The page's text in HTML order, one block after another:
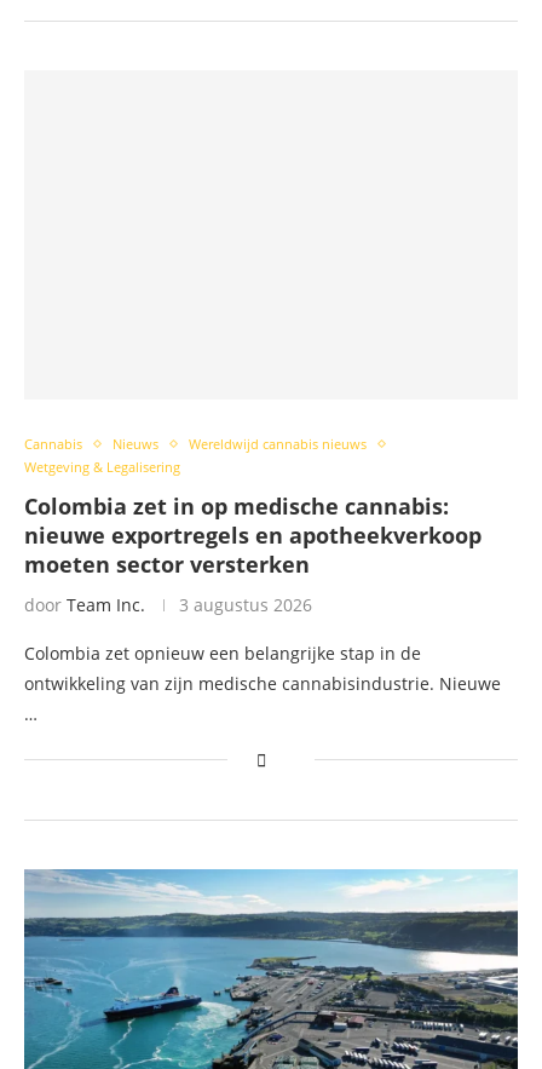
Cannabis Nieuws
Wereldwijd cannabis nieuws
Wetgeving & Legalisering
Colombia zet in op medische cannabis:
nieuwe exportregels en apotheekverkoop
moeten sector versterken
door Team Inc. 3 augustus 2026
Colombia zet opnieuw een belangrijke stap in de
ontwikkeling van zijn medische cannabisindustrie. Nieuwe
…